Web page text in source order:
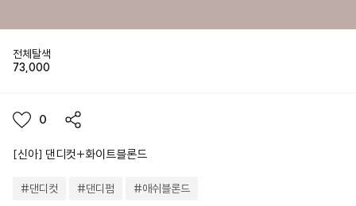
전체탈색
73,000
0
[신아] 댄디컷+화이트블론드
#댄디컷 #댄디펌 #애쉬블론드